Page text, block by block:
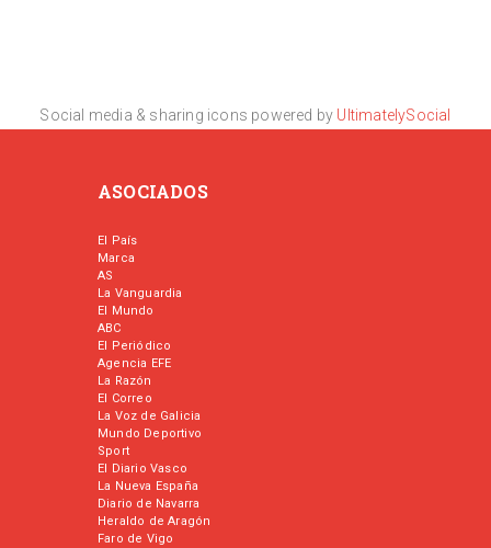
Social media & sharing icons powered by UltimatelySocial
ASOCIADOS
El País
Marca
AS
La Vanguardia
El Mundo
ABC
El Periódico
Agencia EFE
La Razón
El Correo
La Voz de Galicia
Mundo Deportivo
Sport
El Diario Vasco
La Nueva España
Diario de Navarra
Heraldo de Aragón
Faro de Vigo